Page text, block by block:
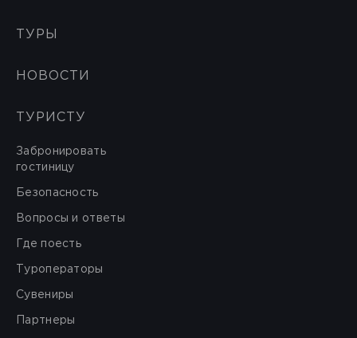
ТУРЫ
НОВОСТИ
ТУРИСТУ
Забронировать
гостиницу
Безопасность
Вопросы и ответы
Где поесть
Туроператоры
Сувениры
Партнеры